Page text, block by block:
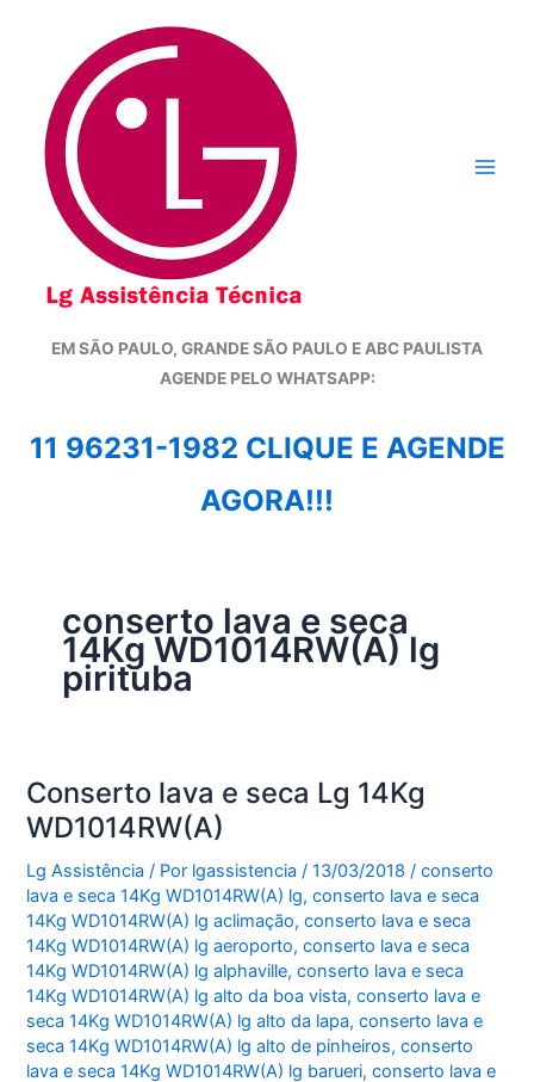
conteúdo
EM SÃO PAULO, GRANDE SÃO PAULO E ABC PAULISTA
AGENDE PELO WHATSAPP:
11 96231-1982 CLIQUE E AGENDE
AGORA!!!
conserto lava e seca
14Kg WD1014RW(A) lg
pirituba
Conserto lava e seca Lg 14Kg
WD1014RW(A)
Lg Assistência / Por lgassistencia/13/03/2018 /conserto
lava e seca 14Kg WD1014RW(A) lg,conserto lava e seca
14Kg WD1014RW(A) lg aclimação,conserto lava e seca
14Kg WD1014RW(A) lg aeroporto,conserto lava e seca
14Kg WD1014RW(A) lg alphaville,conserto lava e seca
14Kg WD1014RW(A) lg alto da boa vista,conserto lava e
seca 14Kg WD1014RW(A) lg alto da lapa,conserto lava e
seca 14Kg WD1014RW(A) lg alto de pinheiros,conserto
lava e seca 14Kg WD1014RW(A) lg barueri,conserto lava e